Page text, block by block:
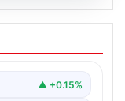
hem
▲ +0.15%